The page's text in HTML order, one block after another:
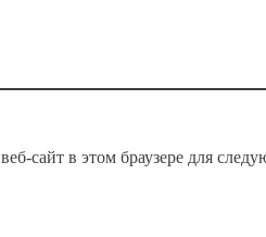
сайт в этом браузере для